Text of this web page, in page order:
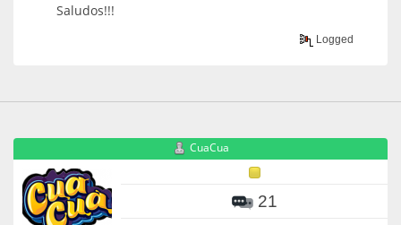
Saludos!!!
Logged
CuaCua
21